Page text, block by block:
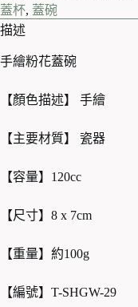
蓋杯, 蓋碗
描述
手繪粉花蓋碗
【顏色描述】 手繪
【主要材質】 瓷器
【容量】120cc
【尺寸】8 x 7cm
【重量】約100g
【編號】T-SHGW-29